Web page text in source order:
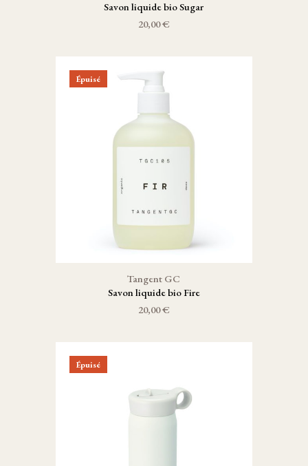
Savon liquide bio Sugar
20,00 €
Épuisé
Tangent GC
Savon liquide bio Fire
20,00 €
Épuisé